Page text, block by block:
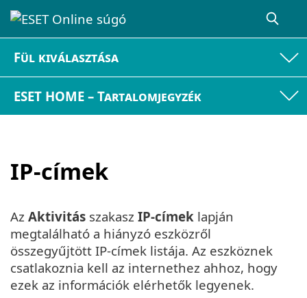
Fül kiválasztása
ESET HOME – Tartalomjegyzék
IP-címek
Az Aktivitás szakasz IP-címek lapján
megtalálható a hiányzó eszközről
összegyűjtött IP-címek listája. Az eszköznek
csatlakoznia kell az internethez ahhoz, hogy
ezek az információk elérhetők legyenek.